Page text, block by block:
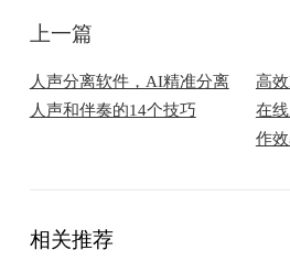
上一篇
人声分离软件，AI精准分离
人声和伴奏的14个技巧
高
在
作
相关推荐